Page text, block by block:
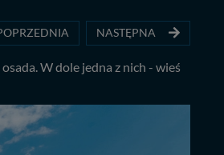
NASTĘPNA
W dole jedna z nich - wieś